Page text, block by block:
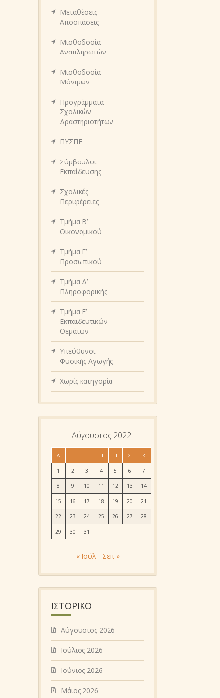
Μεταθέσεις –
Αποσπάσεις
Μισθοδοσία
Αναπληρωτών
Μισθοδοσία
Μόνιμων
Προγράμματα
Σχολικών
Δραστηριοτήτων
ΠΥΣΠΕ
Σύμβουλοι
Εκπαίδευσης
Σχολικές
Περιφέρειες
Τμήμα Β’
Οικονομικού
Τμήμα Γ’
Προσωπικού
Τμήμα Δ’
Πληροφορικής
Τμήμα Ε’
Εκπαιδευτικών
Θεμάτων
Υπεύθυνοι
Φυσικής Αγωγής
Χωρίς κατηγορία
Αύγουστος 2022
Δ Τ Τ Π Π Σ Κ
1 2 3 4 5 6 7
8 9 10 11 12 13 14
15 16 17 18 19 20 21
22 23 24 25 26 27 28
29 30 31
« Ιούλ Σεπ »
ΙΣΤΟΡΙΚΌ
Αύγουστος 2026
Ιούλιος 2026
Ιούνιος 2026
Μάιος 2026